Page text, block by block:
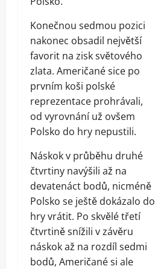
Konečnou sedmou pozici
nakonec obsadil největší
favorit na zisk světového
zlata. Američané sice po
prvním koši polské
reprezentace prohrávali,
od vyrovnání už ovšem
Polsko do hry nepustili.
Náskok v průběhu druhé
čtvrtiny navýšili až na
devatenáct bodů, nicméně
Polsko se ještě dokázalo do
hry vrátit. Po skvělé třetí
čtvrtině snížili v závěru
náskok až na rozdíl sedmi
bodů, Američané si ale